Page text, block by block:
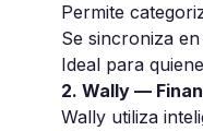
Permite
Se sincroniza
Ideal para
2. Wally —
Wally utiliza